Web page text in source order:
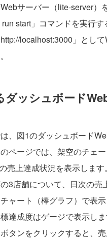
サーバー（lite-server）
start」コマンドを実行す
localhost:3000」とし
ダッシュボード
、図1のダッシュボード
ページでは、架空のチェ
売上達成状況を表示しま
3店舗について、日次の売
ャート（棒グラフ）で表
達成度はゲージで表示し
タンをクリックすると、